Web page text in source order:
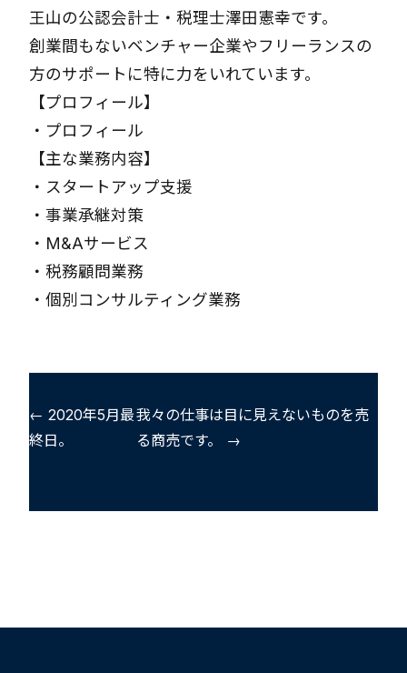
王山の公認会計士・税理士澤田憲幸です。
創業間もないベンチャー企業やフリーランスの
方のサポートに特に力をいれています。
【プロフィール】
・ プロフィール
【主な業務内容】
・ スタートアップ支援
・ 事業承継対策
・ M&Aサービス
・ 税務顧問業務
・ 個別コンサルティング業務
← 2020年5月最
終日。
我々の仕事は目に見えないものを売
る商売です。 →